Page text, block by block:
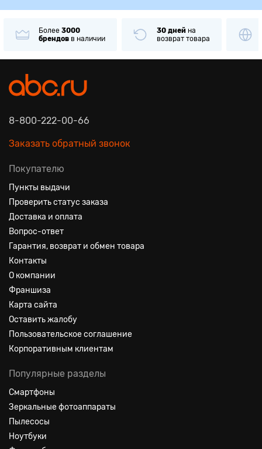
Более 3000
брендов в наличии
30 дней на
возврат товара
8-800-222-00-66
Заказать обратный звонок
Покупателю
Пункты выдачи
Проверить статус заказа
Доставка и оплата
Вопрос-ответ
Гарантия, возврат и обмен товара
Контакты
О компании
Франшиза
Карта сайта
Оставить жалобу
Пользовательское соглашение
Корпоративным клиентам
Популярные разделы
Смартфоны
Зеркальные фотоаппараты
Пылесосы
Ноутбуки